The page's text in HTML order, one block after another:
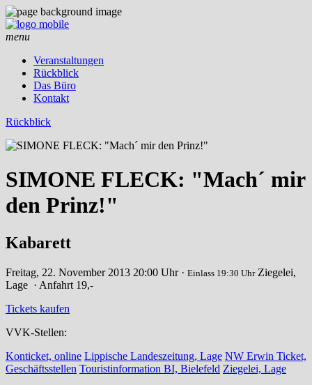
menu
Veranstaltungen
Rückblick
Das Büro
Kontakt
Rückblick
SIMONE FLECK: "Mach´ mir
den Prinz!"
Kabarett
Freitag, 22. November 2013 20:00 Uhr · Einlass 19:30 Uhr Ziegelei,
Lage · Anfahrt 19,-
Tickets kaufen
VVK-Stellen:
Konticket, online Lippische Landeszeitung, Lage NW Erwin Ticket,
Geschäftsstellen Touristinformation BI, Bielefeld Ziegelei, Lage